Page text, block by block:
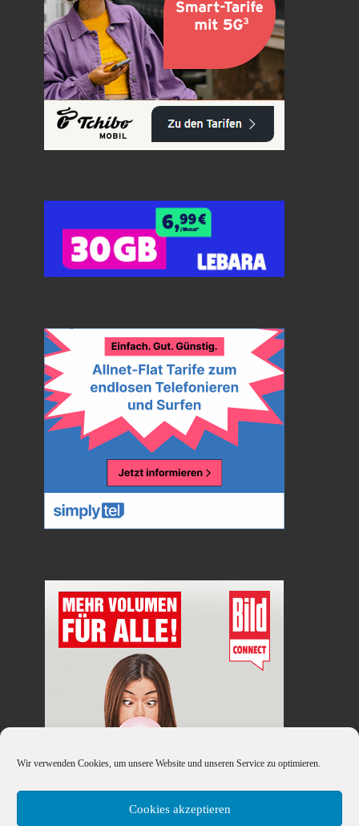
Wir verwenden Cookies, um unsere Website und unseren Service zu optimieren.
Cookies akzeptieren